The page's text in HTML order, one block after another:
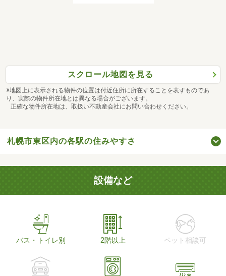
スクロール地図を見る
※地図上に表示される物件の位置は付近住所に所在することを表すものであ
り、実際の物件所在地とは異なる場合がございます。
正確な物件所在地は、取扱い不動産会社にお問い合わせください。
札幌市東区内の各駅の住みやすさ
設備など
バス・トイレ別 2階以上 ペット相談可